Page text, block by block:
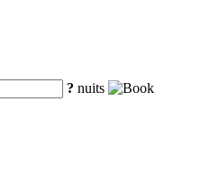
? nuits